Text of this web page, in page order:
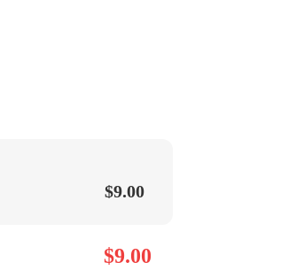
$9.00
$9.00